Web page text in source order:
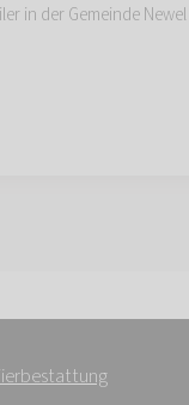
in der Gemeinde